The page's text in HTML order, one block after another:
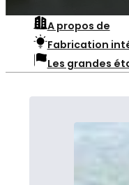
A propos de
Fabrication
Les grandes